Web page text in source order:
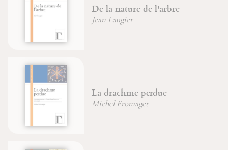
De la nature de l'arbre
La drachme perdue
Michel Fromaget